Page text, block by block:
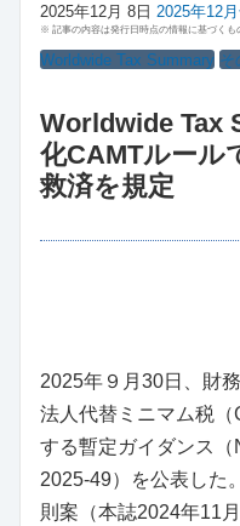
2025年12月 8日 2025年12
※ 記事の内容は発行日時点の情報に基づくも
Worldwide Tax Summary そ
Worldwide
化CAMTルール
救済を規定
2025年９月30日、財
法人代替ミニマム税
する暫定ガイダンス
2025-49）を公表した
則案（本誌2024年11